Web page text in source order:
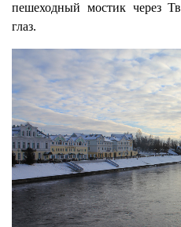
пешеходный мостик через
глаз.